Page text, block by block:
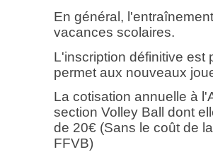
En général,
vacances scolaires.
L'inscription définitive est
permet aux nouveaux
La cotisation annuelle à
section Volley Ball dont
de 20€ (Sans le coût de
FFVB)